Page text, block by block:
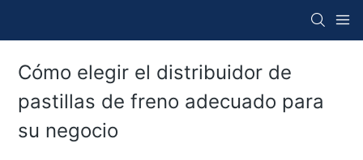
Cómo elegir el distribuidor de
pastillas de freno adecuado para
su negocio